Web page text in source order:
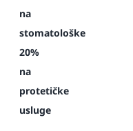
na
stomatološke
20%
na
protetičke
usluge